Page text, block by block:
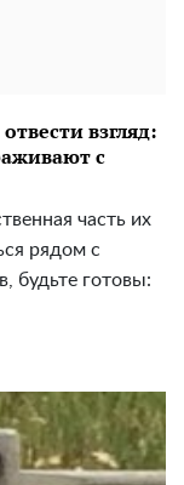
взгляд:
с
часть их
рядом с
будьте готовы: